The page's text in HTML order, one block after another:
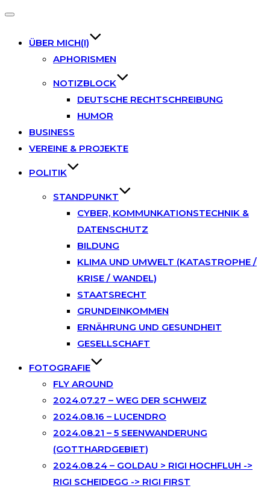
Toggle
ÜBER MICH(I)
APHORISMEN
NOTIZBLOCK
DEUTSCHE RECHTSCHREIBUNG
HUMOR
BUSINESS
VEREINE & PROJEKTE
POLITIK
STANDPUNKT
CYBER, KOMMUNKATIONSTECHNIK &
DATENSCHUTZ
BILDUNG
KLIMA UND UMWELT (KATASTROPHE /
KRISE / WANDEL)
STAATSRECHT
GRUNDEINKOMMEN
ERNÄHRUNG UND GESUNDHEIT
GESELLSCHAFT
FOTOGRAFIE
FLY AROUND
2024.07.27 – WEG DER SCHWEIZ
2024.08.16 – LUCENDRO
2024.08.21 – 5 SEENWANDERUNG
(GOTTHARDGEBIET)
2024.08.24 – GOLDAU > RIGI HOCHFLUH ->
RIGI SCHEIDEGG -> RIGI FIRST